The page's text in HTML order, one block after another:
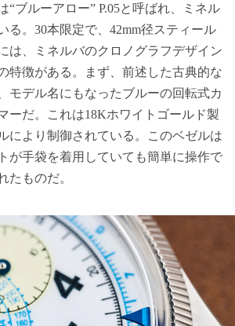
ブルーアロー” P.05と呼ばれ、ミネル
る。30本限定で、42mm径スティール
は、ミネルバのクロノグラフデザイン
特徴がある。まず、前述した古典的な
モデル名にもなったブルーの回転式カ
ーだ。これは18Kホワイトゴールド製
により制御されている。このベゼルは
が手袋を着用していても簡単に操作で
たものだ。